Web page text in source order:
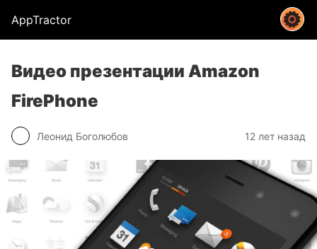
AppTractor
Видео презентации Amazon
FirePhone
Леонид Боголюбов 12 лет назад